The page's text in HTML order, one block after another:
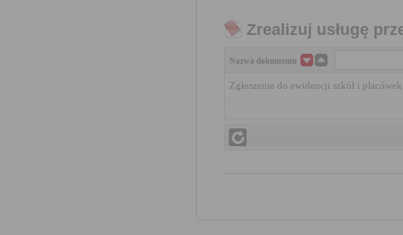
Zrealizuj usługę
Nazwa dokumentu
Zgłoszenie do ewidencji szkół i